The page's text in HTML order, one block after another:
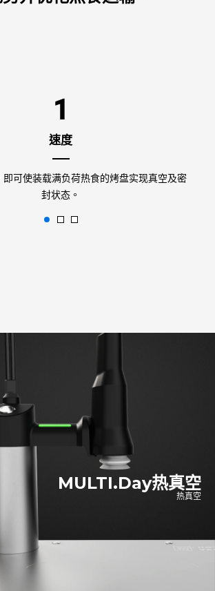
1
速度
可使装载满负荷热食的烤盘实现真空及密
封状态。
MULTI.Day热真空
热真空